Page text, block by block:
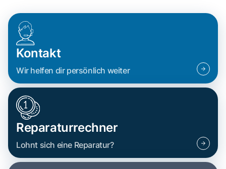
Kontakt
Wir helfen dir persönlich weiter
Reparaturrechner
Lohnt sich eine Reparatur?